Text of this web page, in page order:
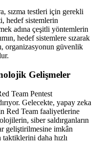
sızma testleri için gerekli
hedef sistemlerin
adına çeşitli yöntemlerin
hedef sistemlere sızarak
organizasyonun güvenlik
Gelişmeler
Team Pentest
Gelecekte, yapay zeka
Red Team faaliyetlerine
siber saldırganların
geliştirilmesine imkân
taktiklerini daha hızlı